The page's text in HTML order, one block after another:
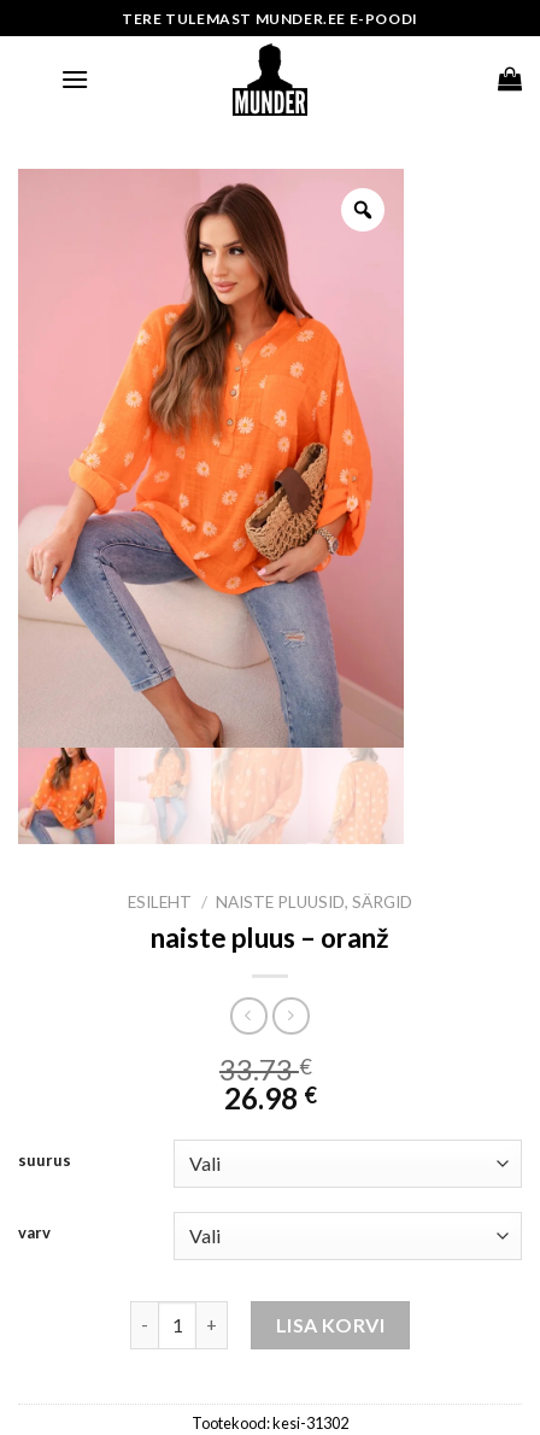
to
TERE TULEMAST MUNDER.EE E-POODI
ESILEHT / NAISTE PLUUSID, SÄRGID
naiste pluus – oranž
33.73€
26.98 €
suurus
varv
LISA KORVI
Tootekood:kesi-31302